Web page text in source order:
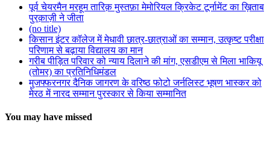
पूर्व चेयरमैन मरहूम तारिक़ मुस्तफ़ा मेमोरियल क्रिकेट टूर्नामेंट का ख़िताब
पुरक़ाज़ी ने जीता
(no title)
किसान इंटर कॉलेज में मेधावी छात्र-छात्राओं का सम्मान, उत्कृष्ट परीक्षा
परिणाम से बढ़ाया विद्यालय का मान
गरीब पीड़ित परिवार को न्याय दिलाने की मांग, एसडीएम से मिला भाकियू
(तोमर) का प्रतिनिधिमंडल
मुजफ्फरनगर दैनिक जागरण के वरिष्ठ फोटो जर्नलिस्ट भूषण भास्कर को
मेरठ में नारद सम्मान पुरस्कार से किया सम्मानित
You may have missed